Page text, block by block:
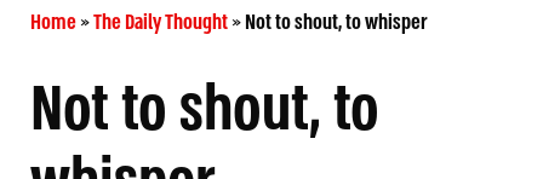
Home»The Daily Thought»Not to shout, to whisper
Not to shout, to